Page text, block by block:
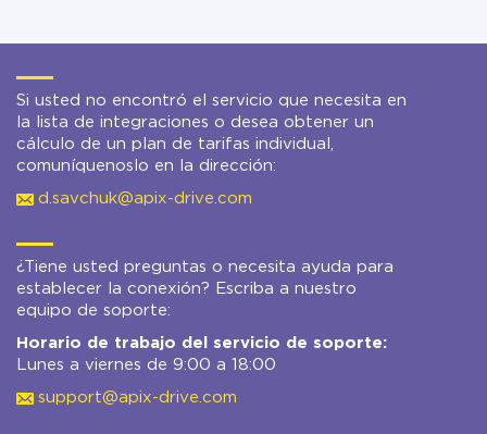
Si usted no encontró el servicio que necesita en
la lista de integraciones o desea obtener un
cálculo de un plan de tarifas individual,
comuníquenoslo en la dirección:
d.savchuk@apix-drive.com
¿Tiene usted preguntas o necesita ayuda para
establecer la conexión? Escriba a nuestro
equipo de soporte:
Horario de trabajo del servicio de soporte:
Lunes a viernes de 9:00 a 18:00
support@apix-drive.com